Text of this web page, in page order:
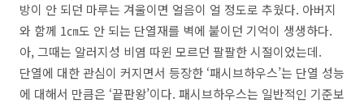
방이 안 되던 마루는 겨울이면 얼음이 얼 정도로 추웠다. 아버지
와 함께 1㎝도 안 되는 단열재를 벽에 붙이던 기억이 생생하다.
아, 그때는 알러지성 비염 따윈 모르던 팔팔한 시절이었는데.
단열에 대한 관심이 커지면서 등장한 ‘패시브하우스’는 단열 성능
에 대해서 만큼은 ‘끝판왕’이다. 패시브하우스는 일반적인 기준보